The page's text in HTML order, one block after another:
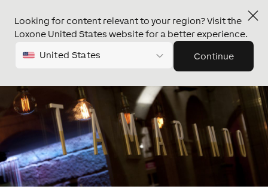
Looking for content relevant to your region? Visit the
Loxone United States website for a better experience.
United States Continue